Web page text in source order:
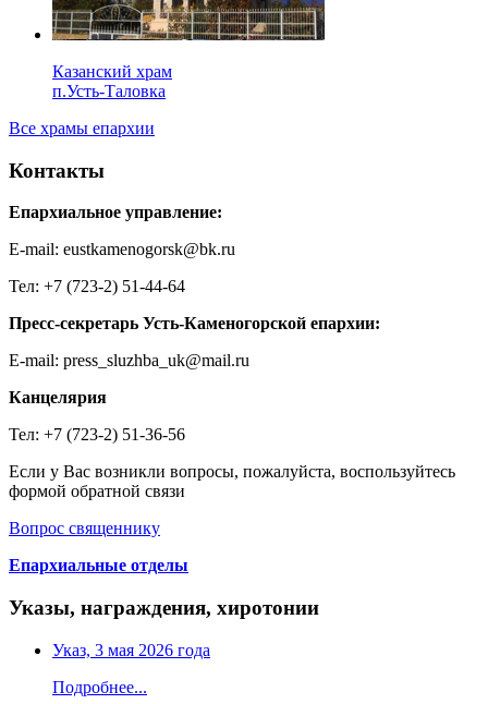
Казанский храм
п.Усть-Таловка
Все храмы епархии
Контакты
Епархиальное управление:
E-mail: eustkamenogorsk@bk.ru
Тел: +7 (723-2) 51-44-64
Пресс-секретарь Усть-Каменогорской епархии:
E-mail: press_sluzhba_uk@mail.ru
Канцелярия
Тел: +7 (723-2) 51-36-56
Если у Вас возникли вопросы, пожалуйста, воспользуйтесь
формой обратной связи
Вопрос священнику
Епархиальные отделы
Указы, награждения, хиротонии
Указ, 3 мая 2026 года
Подробнее...